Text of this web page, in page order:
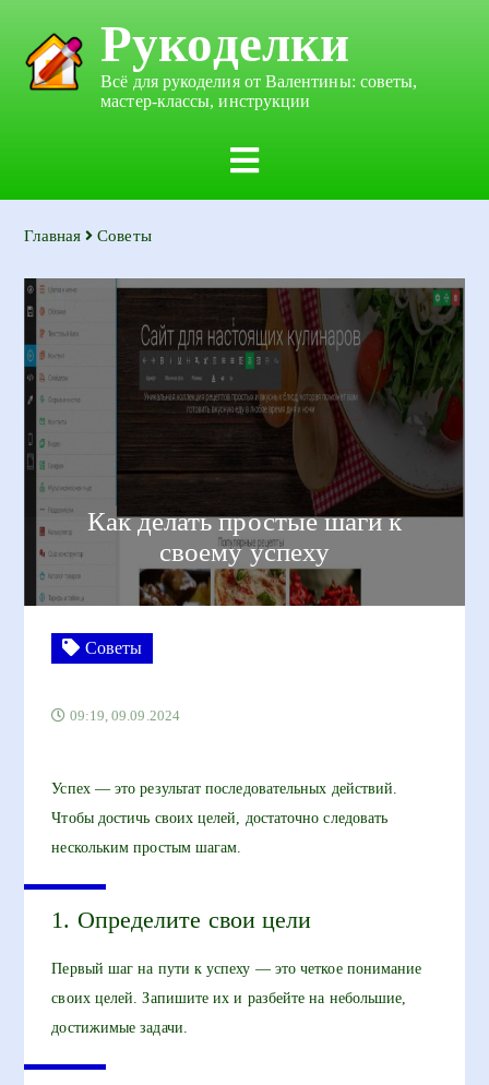
Рукоделки
Всё для рукоделия от Валентины: советы,
мастер-классы, инструкции
Главная Советы
Как делать простые шаги к
своему успеху
Советы
09:19, 09.09.2024
Успех — это результат последовательных действий.
Чтобы достичь своих целей, достаточно следовать
нескольким простым шагам.
1. Определите свои цели
Первый шаг на пути к успеху — это четкое понимание
своих целей. Запишите их и разбейте на небольшие,
достижимые задачи.